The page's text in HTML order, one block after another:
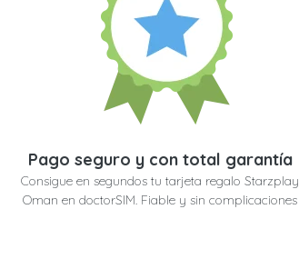
Pago seguro y con total garantía
Consigue en segundos tu tarjeta regalo Starzplay
Oman en doctorSIM. Fiable y sin complicaciones